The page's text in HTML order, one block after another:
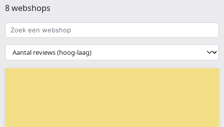
8 webshops
Zoek
een
webshop
{{
__('Sort')
}}